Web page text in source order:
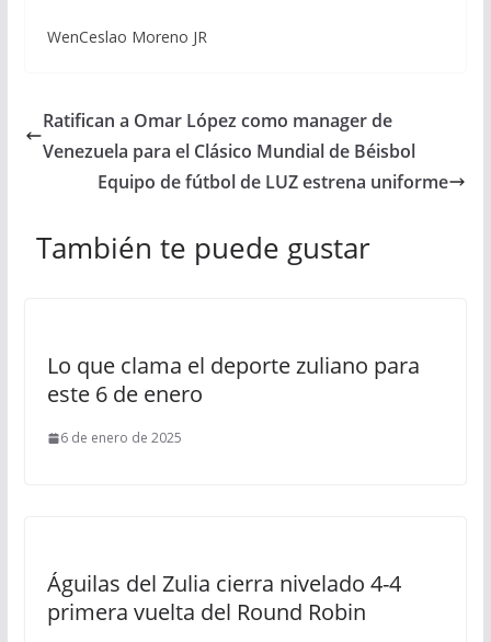
WenCeslao Moreno JR
Ratifican a Omar López como manager de
Venezuela para el Clásico Mundial de Béisbol
Equipo de fútbol de LUZ estrena uniforme
También te puede gustar
Lo que clama el deporte zuliano para
este 6 de enero
6 de enero de 2025
Águilas del Zulia cierra nivelado 4-4
primera vuelta del Round Robin